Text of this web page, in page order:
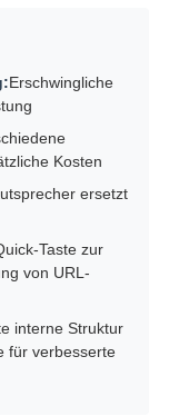
Erschwingliche
Kosten
ersetzt
Taste zur
von URL-
interne Struktur
für verbesserte